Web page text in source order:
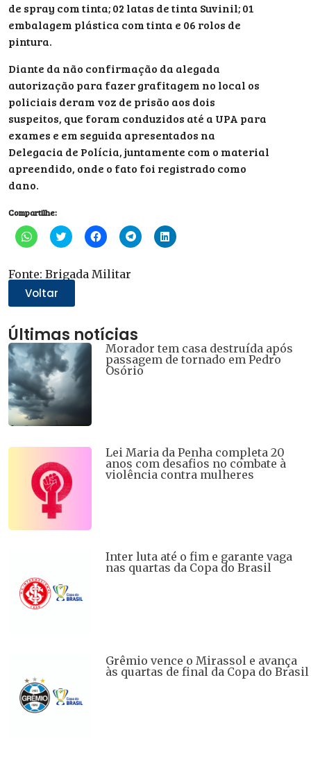
de spray com tinta; 02 latas de tinta Suvinil; 01
embalagem plástica com tinta e 06 rolos de
pintura.
Diante da não confirmação da alegada
autorização para fazer grafitagem no local os
policiais deram voz de prisão aos dois
suspeitos, que foram conduzidos até a UPA para
exames e em seguida apresentados na
Delegacia de Polícia, juntamente com o material
apreendido, onde o fato foi registrado como
dano.
Compartilhe:
Clique
para
WhatsApp(abre
em
nova
janela)
Clique
para
Twitter(abre
em
Clique
para
Facebook(abre
em
Clique
para
Clique
para
Fonte: Brigada Militar
Voltar
Últimas notícias
Morador tem casa destruída após
passagem de tornado em Pedro
Osório
Lei Maria da Penha completa 20
anos com desafios no combate à
violência contra mulheres
Inter luta até o fim e garante vaga
nas quartas da Copa do Brasil
Grêmio vence o Mirassol e avança
às quartas de final da Copa do Brasil